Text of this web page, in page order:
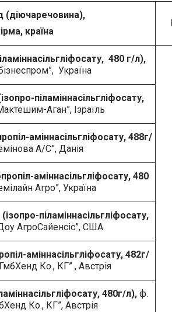
(діючаречовина),
країна
480 г/л),
Україна
піламіннасільгліфосату,
Аган”, Ізраїль
аміннасільгліфосату, 488г/
А/С”, Данія
аміннасільгліфосату, 480
Агро”, Україна
піламіннасільгліфосату,
АгроСайенсіс”, США
аміннасільгліфосату, 482г/
Ко., КГ” , Австрія
480г/л), ф.
Ко., КГ”, Австрія